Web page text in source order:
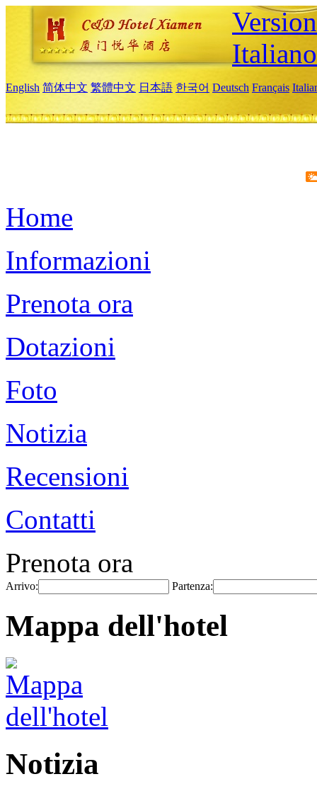
Italiano
English 简体中文 繁體中文 日本語 한국어 Deutsch Français
Home
Informazioni
Prenota ora
Dotazioni
Foto
Notizia
Recensioni
Contatti
Prenota ora
Arrivo: Partenza:
Mappa dell'hotel
Notizia